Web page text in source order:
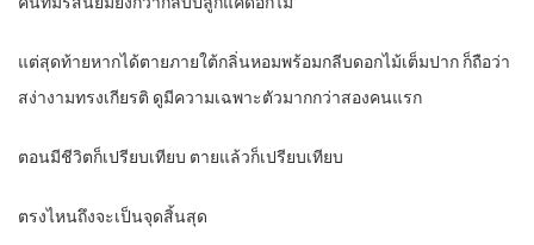
แต่สุดท้ายหากได้ตายภายใต้กลิ่นหอมพร้อมกลีบดอกไม้เต็มปาก ก็ถือว่า
สง่างามทรงเกียรติ ดูมีความเฉพาะตัวมากกว่าสองคนแรก
ตอนมีชีวิตก็เปรียบเทียบ ตายแล้วก็เปรียบเทียบ
ตรงไหนถึงจะเป็นจุดสิ้นสุด